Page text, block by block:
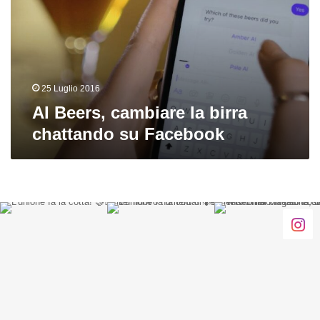
25 Luglio 2016
AI Beers, cambiare la birra
chattando su Facebook